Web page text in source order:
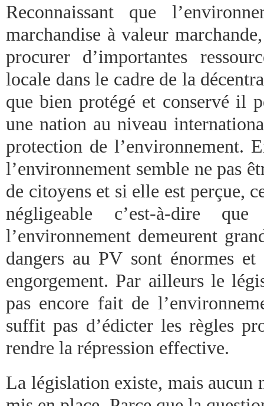
Reconnaissant que
marchandise à valeur
procurer d’importantes
locale dans le cadre de la
que bien protégé et conservé il
une nation au niveau
protection de l’environnement.
l’environnement semble ne pas
de citoyens et si elle est perçue,
négligeable c’est-à-dire
l’environnement demeurent
dangers au PV sont énormes
engorgement. Par ailleurs le
pas encore fait de
suffit pas d’édicter les règles
rendre la répression effective.
La législation existe, mais aucun